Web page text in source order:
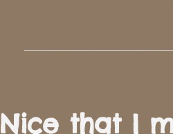
Nice that I